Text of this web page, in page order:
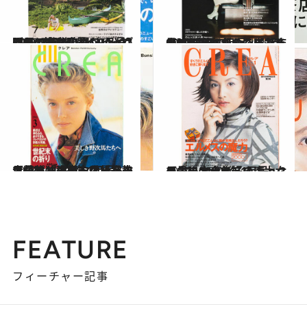
2025.8.10
CREA表紙プレイバック【2016年7月号～9月号】明日のためのハワイ、いまの47都道府県いいとこどり。、いい男がいっぱいだと幸せ。
カルチャー 2025.8.15
CREA表紙プレイバック【2016年10月号～12月号】がんばらなくてもきれいになれる。、喫茶店とコーヒーがそこにある幸せ、贈りものバイブル
カルチャー
2024.11.7
【CREA1990年1月号～3月号】独占インタビュー ワレサ「連帯」委員長夫人、ピルの自由化、宗教大特集「世紀末の祈り」
カルチャー 2024.11.7
【CREA2000年1月号～3月号】エルメスの魔力、ますます犬が好き！、女の占い大全集
カルチャー
FEATURE
フィーチャー記事